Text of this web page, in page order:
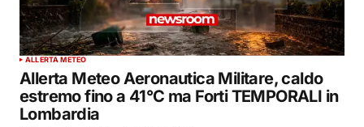
ALLERTA METEO
Allerta Meteo Aeronautica Militare, caldo
estremo fino a 41°C ma Forti TEMPORALI in
Lombardia